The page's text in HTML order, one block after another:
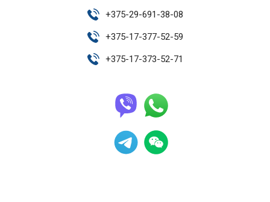
+375-29-691-38-08
+375-17-377-52-59
+375-17-373-52-71